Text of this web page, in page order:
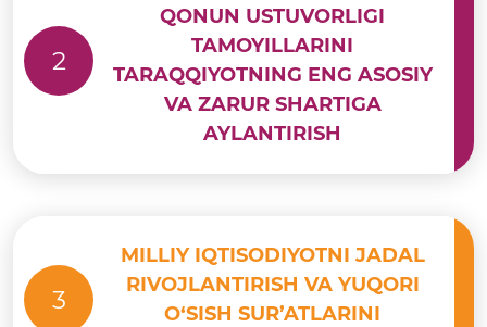
2
QONUN USTUVORLIGI
TAMOYILLARINI
TARAQQIYOTNING ENG ASOSIY
VA ZARUR SHARTIGA
AYLANTIRISH
3
MILLIY IQTISODIYOTNI JADAL
RIVOJLANTIRISH VA YUQORI
O‘SISH SUR’ATLARINI